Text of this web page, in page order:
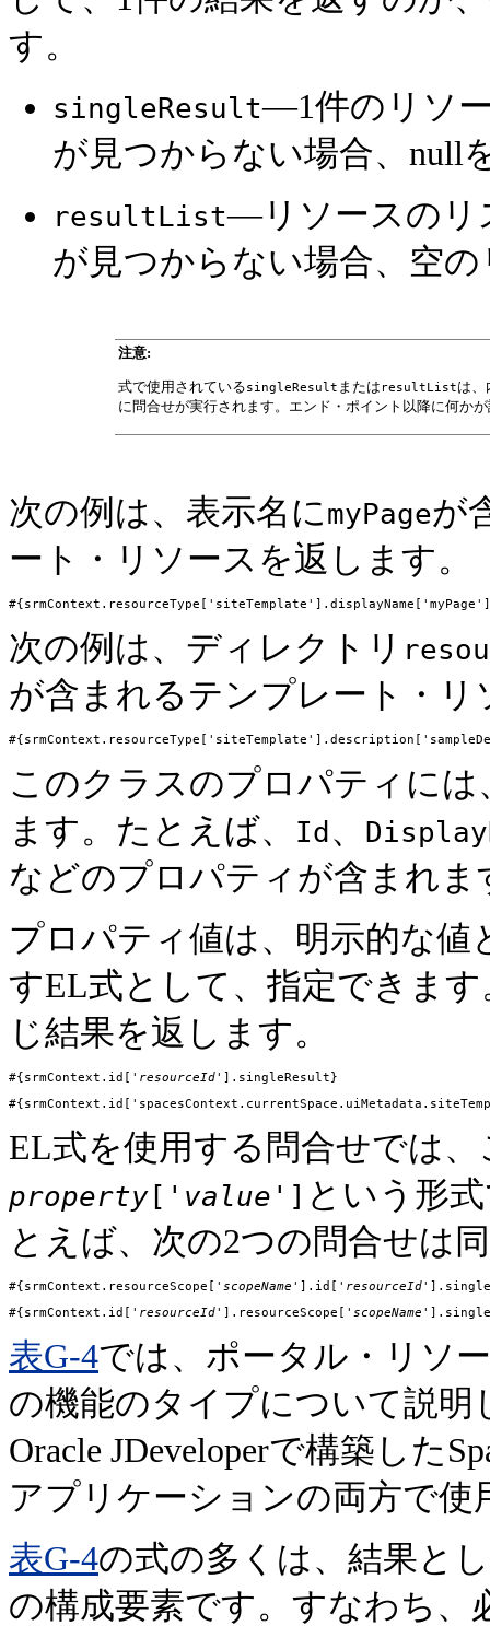
す。
singleResult—1件のリソ
が見つからない場合、null
resultList—リソースのリ
が見つからない場合、空
注意:
式で使用されているsingleResult または resultListは、
に問合せが実行されます。エンド・ポイント以降に何か
次の例は、表示名にmyPageが
ート・リソースを返します。
次の例は、ディレクトリ
が含まれるテンプレート・
このクラスのプロパティに
ます。たとえば、
Id 、
などのプロパティが含まれま
プロパティ値は、明示的な
すEL式として、指定できま
じ結果を返します。
#{srmContext.id[' resourceId'].singleResult}
EL式を使用する問合せでは
property [' value '] という形
とえば、次の2つの問合せは
#{srmContext.resourceScope[' scopeName '].id[' resourceId
#{srmContext.id[' resourceId'].resourceScope[' scopeName
表G-4では、ポータル・リソ
の機能のタイプについて説
Oracle JDeveloperで構築した
アプリケーションの両方で使
表G-4の式の多くは、結果と
の構成要素です。すなわち